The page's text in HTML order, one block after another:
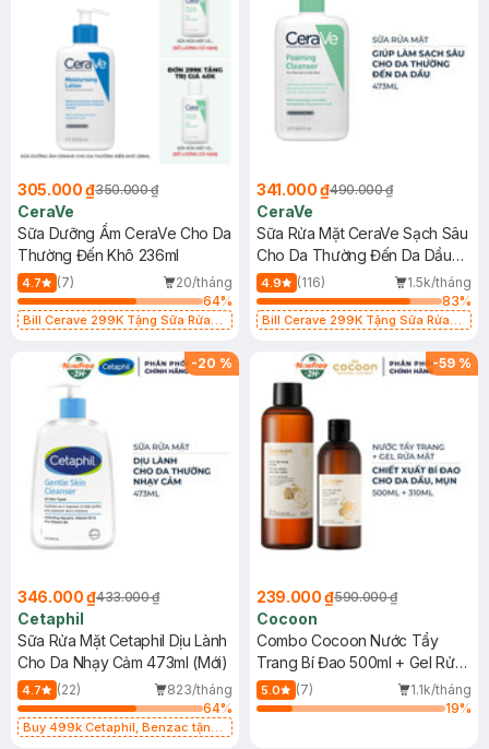
305.000 ₫350.000 ₫
CeraVe
Sữa Dưỡng Ẩm CeraVe Cho Da
Thường Đến Khô 236ml
4.7 (7)
20/tháng
64%
Bill Cerave 299K Tặng Sữa Rửa
341.000 ₫490.000 ₫
CeraVe
Sữa Rửa Mặt CeraVe Sạch Sâu
Cho Da Thường Đến Da Dầu
473ml
4.9 (116)
1.5k/tháng
83%
Bill Cerave 299K Tặng Sữa Rửa
-20 %
346.000 ₫433.000 ₫
Cetaphil
Sữa Rửa Mặt Cetaphil Dịu Lành
Cho Da Nhạy Cảm 473ml (Mới)
4.7 (22)
823/tháng
64%
Buy 499k Cetaphil, Benzac tặng
-59 %
239.000 ₫590.000 ₫
Cocoon
Combo Cocoon Nước Tẩy
Trang Bí Đao 500ml + Gel Rửa
Mặt Bí Đao 310ml
5.0 (7)
1.1k/tháng
19%